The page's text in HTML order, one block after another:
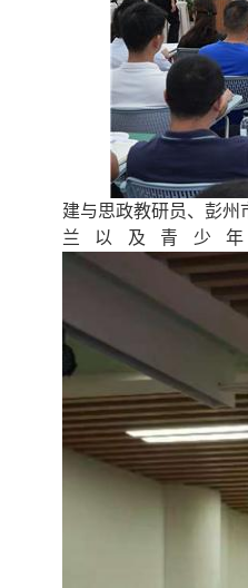
建与思政教研员、彭
兰以及青少